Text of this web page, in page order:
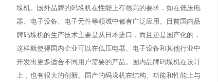
垛机。国外品牌的码垛机在性能上有很高的要求，如在低压电
器、电子设备、电子元件等领域中都有广泛应用。目前国内品
牌码垛机的生产技术主要是从日本进口，而且还是国产化的，
这样就使得国内企业可以在低压电器、电子设备和其他行业中
开发出更多适合不同用户需要的产品。国内品牌码垛机在设计
上，也有很大的创新。国产的码垛机在结构、功能和性能上与